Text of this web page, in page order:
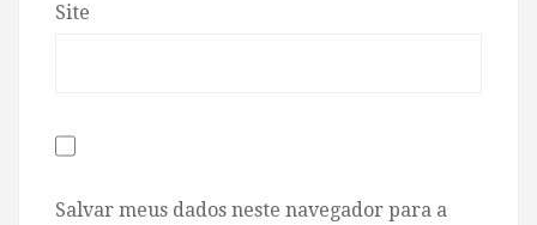
Site
Salvar meus dados neste navegador para a